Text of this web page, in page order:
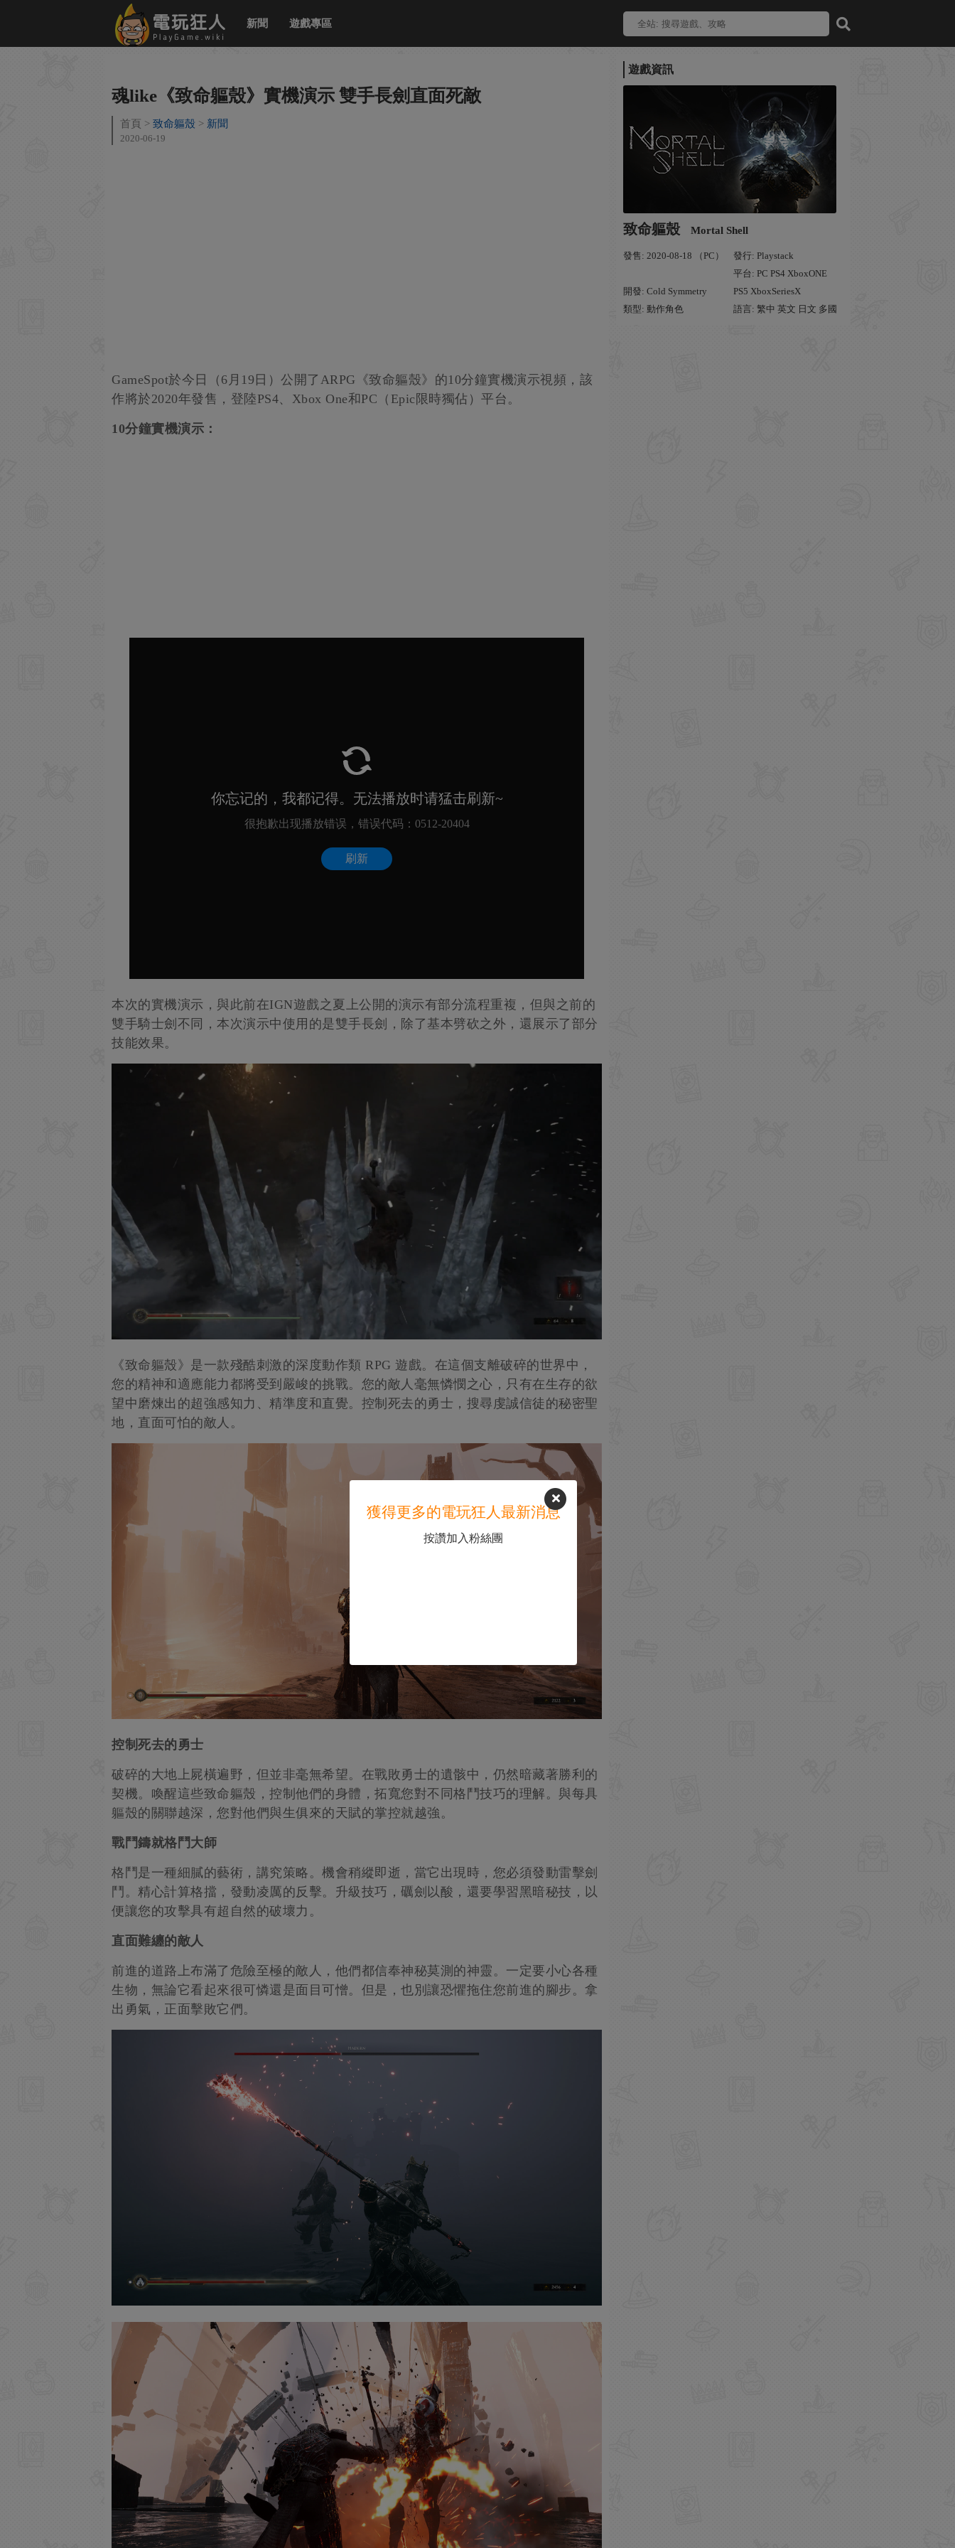
新聞 遊戲專區
遊戲資訊
致命軀殼 Mortal Shell
發售: 2020-08-18 （PC） 發行: Playstack
開發: Cold Symmetry
平台: PC PS4 XboxONE
PS5 XboxSeriesX
類型: 動作角色
語言: 繁中 英文 日文 多國
魂like《致命軀殼》實機演示 雙手長劍直面死敵
首頁 致命軀殼 新聞
2020-06-19
GameSpot於今日（6月19日）公開了ARPG《致命軀殼》的10分鐘實機演示視頻，該
作將於2020年發售，登陸PS4、Xbox One和PC（Epic限時獨佔）平台。
10分鐘實機演示：
本次的實機演示，與此前在IGN遊戲之夏上公開的演示有部分流程重複，但與之前的
雙手騎士劍不同，本次演示中使用的是雙手長劍，除了基本劈砍之外，還展示了部分
技能效果。
《致命軀殼》是一款殘酷刺激的深度動作類 RPG 遊戲。在這個支離破碎的世界中，
您的精神和適應能力都將受到嚴峻的挑戰。您的敵人毫無憐憫之心，只有在生存的欲
望中磨煉出的超強感知力、精準度和直覺。控制死去的勇士，搜尋虔誠信徒的秘密聖
地，直面可怕的敵人。
控制死去的勇士
破碎的大地上屍橫遍野，但並非毫無希望。在戰敗勇士的遺骸中，仍然暗藏著勝利的
契機。喚醒這些致命軀殼，控制他們的身體，拓寬您對不同格鬥技巧的理解。與每具
軀殼的關聯越深，您對他們與生俱來的天賦的掌控就越強。
戰鬥鑄就格鬥大師
格鬥是一種細膩的藝術，講究策略。機會稍縱即逝，當它出現時，您必須發動雷擊劍
鬥。精心計算格擋，發動凌厲的反擊。升級技巧，礪劍以酸，還要學習黑暗秘技，以
便讓您的攻擊具有超自然的破壞力。
直面難纏的敵人
前進的道路上布滿了危險至極的敵人，他們都信奉神秘莫測的神靈。一定要小心各種
生物，無論它看起來很可憐還是面目可憎。但是，也別讓恐懼拖住您前進的腳步。拿
出勇氣，正面擊敗它們。
獲得更多的電玩狂人最新消息
按讚加入粉絲團